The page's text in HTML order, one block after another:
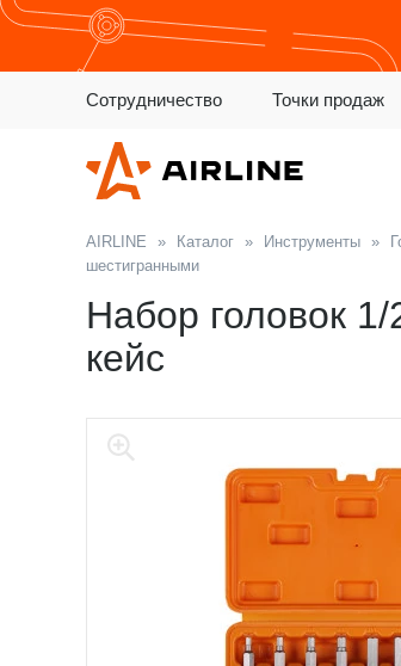
Сотрудничество Точки продаж
AIRLINE » Каталог » Инструменты »
шестигранными
Набор головок
кейс